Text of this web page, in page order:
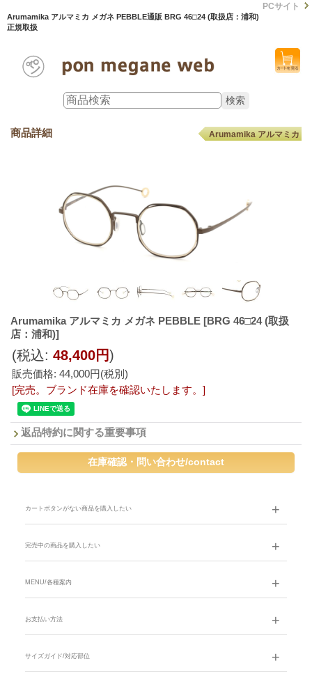
Arumamika アルマミカ メガネ PEBBLE通販 BRG 46□24 (取扱店：浦和)
正規取扱
PCサイト
商品詳細 Arumamika アルマミカ
Arumamika アルマミカ メガネ PEBBLE [BRG 46□24 (取扱
店：浦和)]
販売価格: 44,000円(税別)
(税込: 48,400円)
[完売。ブランド在庫を確認いたします。]
返品特約に関する重要事項
カートボタンがない商品を購入したい
完売中の商品を購入したい
MENU/各種案内
お支払い方法
サイズガイド/対応部位